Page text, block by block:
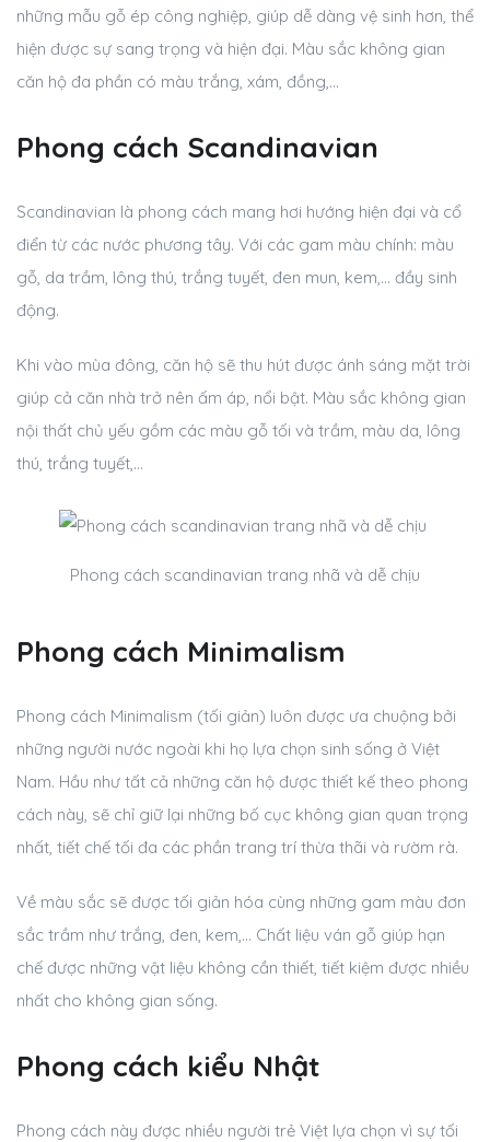
những mẫu gỗ ép công nghiệp, giúp dễ dàng vệ sinh hơn, thể
hiện được sự sang trọng và hiện đại. Màu sắc không gian
căn hộ đa phần có màu trắng, xám, đồng,…
Phong cách Scandinavian
Scandinavian là phong cách mang hơi hướng hiện đại và cổ
điển từ các nước phương tây. Với các gam màu chính: màu
gỗ, da trầm, lông thú, trắng tuyết, đen mun, kem,… đầy sinh
động.
Khi vào mùa đông, căn hộ sẽ thu hút được ánh sáng mặt trời
giúp cả căn nhà trở nên ấm áp, nổi bật. Màu sắc không gian
nội thất chủ yếu gồm các màu gỗ tối và trầm, màu da, lông
thú, trắng tuyết,…
Phong cách scandinavian trang nhã và dễ chịu
Phong cách Minimalism
Phong cách Minimalism (tối giản) luôn được ưa chuộng bởi
những người nước ngoài khi họ lựa chọn sinh sống ở Việt
Nam. Hầu như tất cả những căn hộ được thiết kế theo phong
cách này, sẽ chỉ giữ lại những bố cục không gian quan trọng
nhất, tiết chế tối đa các phần trang trí thừa thãi và rườm rà.
Về màu sắc sẽ được tối giản hóa cùng những gam màu đơn
sắc trầm như trắng, đen, kem,… Chất liệu ván gỗ giúp hạn
chế được những vật liệu không cần thiết, tiết kiệm được nhiều
nhất cho không gian sống.
Phong cách kiểu Nhật
Phong cách này được nhiều người trẻ Việt lựa chọn vì sự tối